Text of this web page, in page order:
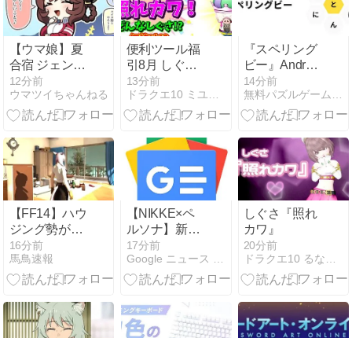
【ウマ娘】夏
合宿 ジェンテ
ィルドンナ
12分前
ウマツイちゃんねる
便利ツール福
引8月 しぐさ
書・照れカ
ワ！お出かけ
超便利ツール
なしぐさ？価
格は？更新中
13分前
ドラクエ10 ミユリのおやつ探し ミリユナ日記たまにリオ
『スペリング
ビー』Android
版をリリース
｜無料で遊べ
る単語パズル
14分前
無料パズルゲーム - Puzzlega.me
【FF14】ハウ
ジング勢が制
作した〇〇な
アパート風ハ
ウジング内装
話題に
16分前
馬鳥速報
【NIKKE×ペ
ルソナ】新キ
ャラ・クイー
ン/新島真（声
優：佐藤利
電撃オンライ
ン
17分前
Google ニュース - NIKKE
しぐさ『照れ
カワ』
20分前
ドラクエ10 るなめりのゆるっとドラクエライフ